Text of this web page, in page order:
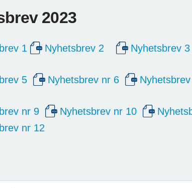
2023
1 Nyhetsbrev 2 Nyhetsbrev 3
5 Nyhetsbrev nr 6
nr 9 Nyhetsbrev nr 10
nr 12